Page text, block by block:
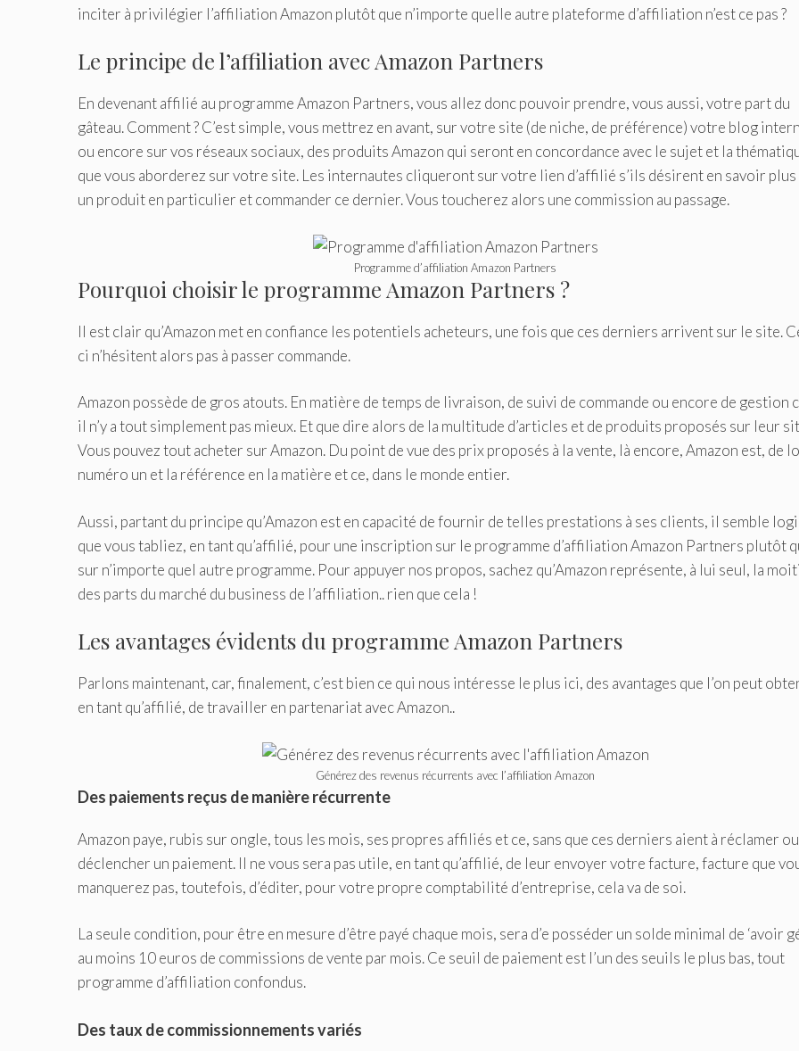
inciter à privilégier l’affiliation Amazon plutôt que n’importe quelle autre plateforme d’affiliation n’est ce pas ?
Le principe de l’affiliation avec Amazon Partners
En devenant affilié au programme Amazon Partners, vous allez donc pouvoir prendre, vous aussi, votre part du
gâteau. Comment ? C’est simple, vous mettrez en avant, sur votre site (de niche, de préférence) votre blog
ou encore sur vos réseaux sociaux, des produits Amazon qui seront en concordance avec le sujet et la
que vous aborderez sur votre site. Les internautes cliqueront sur votre lien d’affilié s’ils désirent en savoir plus
un produit en particulier et commander ce dernier. Vous toucherez alors une commission au passage.
Programme d’affiliation Amazon Partners
Pourquoi choisir le programme Amazon Partners ?
Il est clair qu’Amazon met en confiance les potentiels acheteurs, une fois que ces derniers arrivent sur le site.
ci n’hésitent alors pas à passer commande.
Amazon possède de gros atouts. En matière de temps de livraison, de suivi de commande ou encore de gestion
il n’y a tout simplement pas mieux. Et que dire alors de la multitude d’articles et de produits proposés sur leur
Vous pouvez tout acheter sur Amazon. Du point de vue des prix proposés à la vente, là encore, Amazon est, de
numéro un et la référence en la matière et ce, dans le monde entier.
Aussi, partant du principe qu’Amazon est en capacité de fournir de telles prestations à ses clients, il semble
que vous tabliez, en tant qu’affilié, pour une inscription sur le programme d’affiliation Amazon Partners plutôt
sur n’importe quel autre programme. Pour appuyer nos propos, sachez qu’Amazon représente, à lui seul, la
des parts du marché du business de l’affiliation.. rien que cela !
Les avantages évidents du programme Amazon Partners
Parlons maintenant, car, finalement, c’est bien ce qui nous intéresse le plus ici, des avantages que l’on peut
en tant qu’affilié, de travailler en partenariat avec Amazon..
Générez des revenus récurrents avec l’affiliation Amazon
Des paiements reçus de manière récurrente
Amazon paye, rubis sur ongle, tous les mois, ses propres affiliés et ce, sans que ces derniers aient à réclamer ou
déclencher un paiement. Il ne vous sera pas utile, en tant qu’affilié, de leur envoyer votre facture, facture que
manquerez pas, toutefois, d’éditer, pour votre propre comptabilité d’entreprise, cela va de soi.
La seule condition, pour être en mesure d’être payé chaque mois, sera d’e posséder un solde minimal de ‘avoir
au moins 10 euros de commissions de vente par mois. Ce seuil de paiement est l’un des seuils le plus bas, tout
programme d’affiliation confondus.
Des taux de commissionnements variés